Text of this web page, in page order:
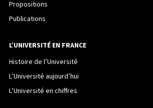
Propositions
Publications
L’UNIVERSITÉ EN FRANCE
Histoire de l’Université
L’Université aujourd’hui
L’Université en chiffres